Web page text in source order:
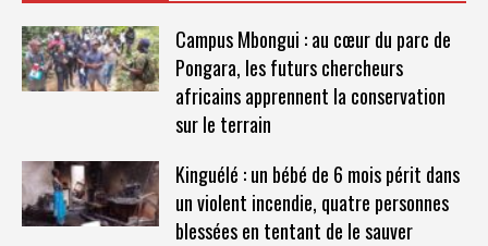
Campus Mbongui : au cœur du parc de
Pongara, les futurs chercheurs
africains apprennent la conservation
sur le terrain
Kinguélé : un bébé de 6 mois périt dans
un violent incendie, quatre personnes
blessées en tentant de le sauver